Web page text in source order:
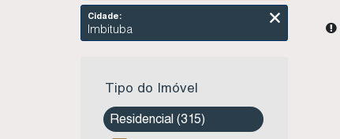
Cidade:
Imbituba
Tipo do Imóvel
Residencial (315)